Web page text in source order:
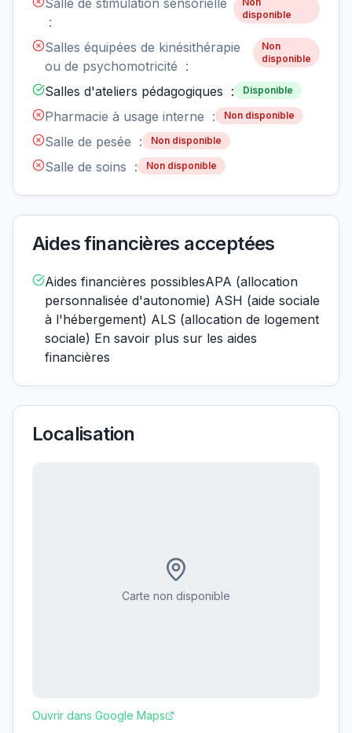
Salle de stimulation sensorielle
:
disponible
Salles équipées de kinésithérapie
ou de psychomotricité :
Non
disponible
Salles d'ateliers pédagogiques : Disponible
Pharmacie à usage interne : Non disponible
Salle de pesée : Non disponible
Salle de soins : Non disponible
Aides financières acceptées
Aides financières possiblesAPA (allocation
personnalisée d'autonomie) ASH (aide sociale
à l'hébergement) ALS (allocation de logement
sociale) En savoir plus sur les aides
financières
Localisation
Carte non disponible
Ouvrir dans Google Maps